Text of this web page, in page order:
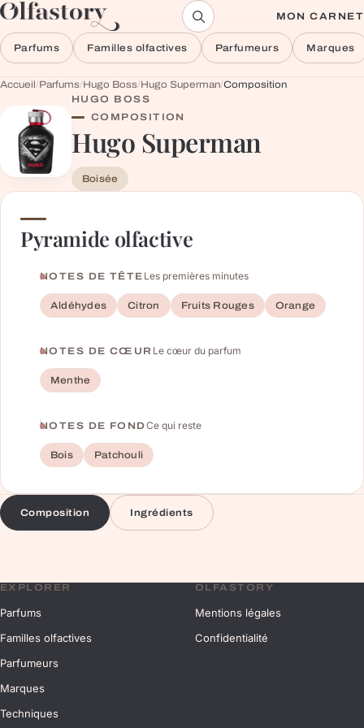
Aller au contenu MON CARNET
Parfums Familles olfactives Parfumeurs Marques
Accueil/Parfums/Hugo Boss/Hugo Superman/Composition
HUGO BOSS
COMPOSITION
Hugo Superman
Boisée
Pyramide olfactive
NOTES DE TÊTE Les premières minutes
Aldéhydes Citron Fruits Rouges Orange
NOTES DE CŒUR Le cœur du parfum
Menthe
NOTES DE FONDCe qui reste
Bois Patchouli
Composition Ingrédients
EXPLORER
Parfums
Familles olfactives
Parfumeurs
Marques
Techniques
OLFASTORY
Mentions légales
Confidentialité